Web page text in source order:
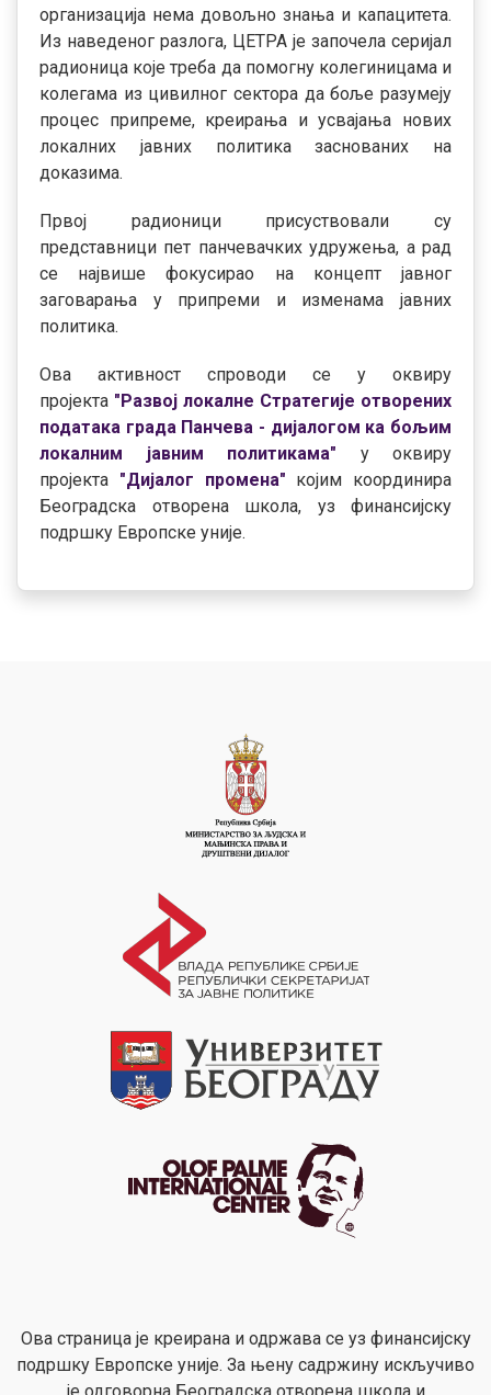
организација нема довољно знања и капацитета.
Из наведеног разлога, ЦЕТРА је започела серијал
радионица које треба да помогну колегиницама и
колегама из цивилног сектора да боље разумеју
процес припреме, креирања и усвајања нових
локалних јавних политика заснованих на
доказима.
Првој радионици присуствовали су
представници пет панчевачких удружења, а рад
се највише фокусирао на концепт јавног
заговарања у припреми и изменама јавних
политика.
Ова активност спроводи се у оквиру
пројекта "Развој локалне Стратегије отворених
података града Панчева - дијалогом ка бољим
локалним јавним политикама" у оквиру
пројекта "Дијалог промена" којим координира
Београдска отворена школа, уз финансијску
подршку Европске уније.
Ова страница је креирана и одржава се уз финансијску
подршку Европске уније. За њену садржину искључиво